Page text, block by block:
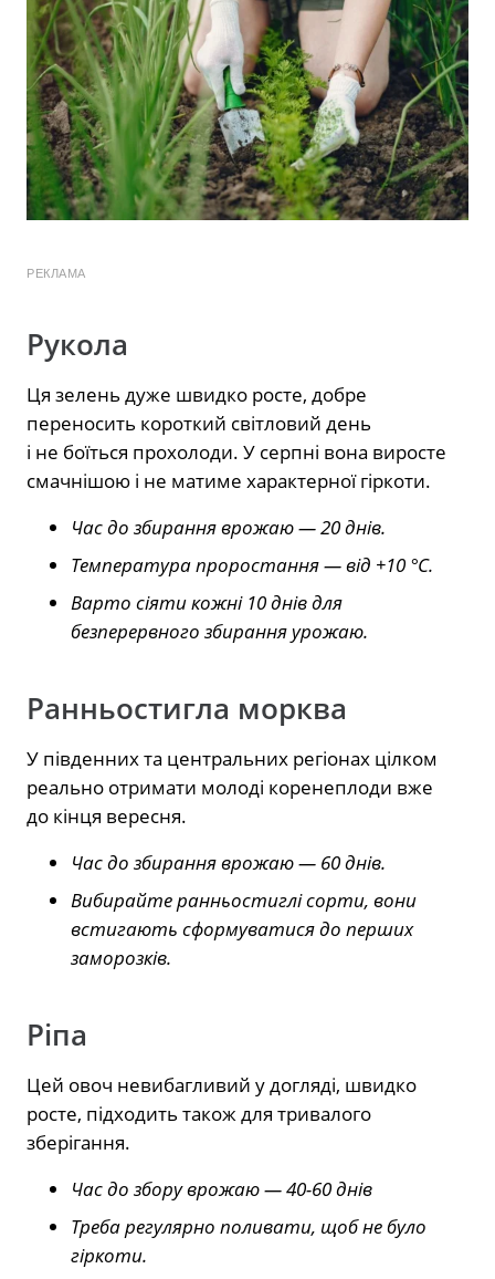
РЕКЛАМА
Рукола
Ця зелень дуже швидко росте, добре
переносить короткий світловий день
і не боїться прохолоди. У серпні вона виросте
смачнішою і не матиме характерної гіркоти.
Час до збирання врожаю — 20 днів.
Температура проростання — від +10 °C.
Варто сіяти кожні 10 днів для
безперервного збирання урожаю.
Ранньостигла морква
У південних та центральних регіонах цілком
реально отримати молоді коренеплоди вже
до кінця вересня.
Час до збирання врожаю — 60 днів.
Вибирайте ранньостиглі сорти, вони
встигають сформуватися до перших
заморозків.
Ріпа
Цей овоч невибагливий у догляді, швидко
росте, підходить також для тривалого
зберігання.
Час до збору врожаю — 40-60 днів
Треба регулярно поливати, щоб не було
гіркоти.